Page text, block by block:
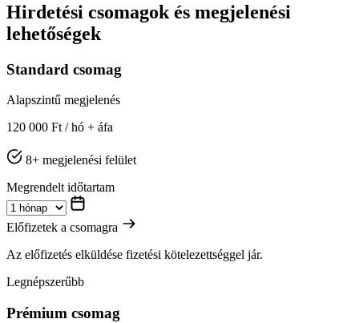
Hirdetési csomagok és megjelenési
lehetőségek
Standard csomag
Alapszintű megjelenés
120 000 Ft / hó + áfa
8+ megjelenési felület
Megrendelt időtartam
Előfizetek a csomagra
Az előfizetés elküldése fizetési kötelezettséggel jár.
Legnépszerűbb
Prémium csomag